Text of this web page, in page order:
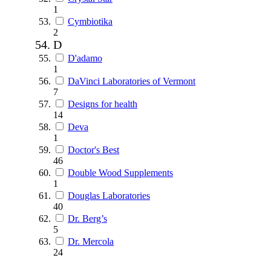
1
Cymbiotika
2
D
D'adamo
1
DaVinci Laboratories of Vermont
7
Designs for health
14
Deva
1
Doctor's Best
46
Double Wood Supplements
1
Douglas Laboratories
40
Dr. Berg’s
5
Dr. Mercola
24